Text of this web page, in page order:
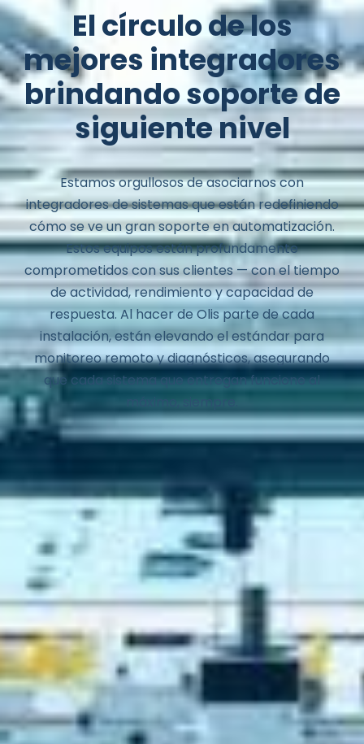
El círculo de los
mejores integradores
brindando soporte de
siguiente nivel
Estamos orgullosos de asociarnos con
integradores de sistemas que están redefiniendo
cómo se ve un gran soporte en automatización.
Estos equipos están profundamente
comprometidos con sus clientes — con el tiempo
de actividad, rendimiento y capacidad de
respuesta. Al hacer de Olis parte de cada
instalación, están elevando el estándar para
monitoreo remoto y diagnósticos, asegurando
que cada sistema que entregan funcione al
máximo, siempre.